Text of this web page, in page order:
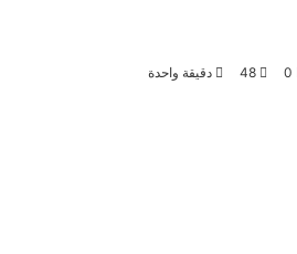
0
48 دقيقة واحدة